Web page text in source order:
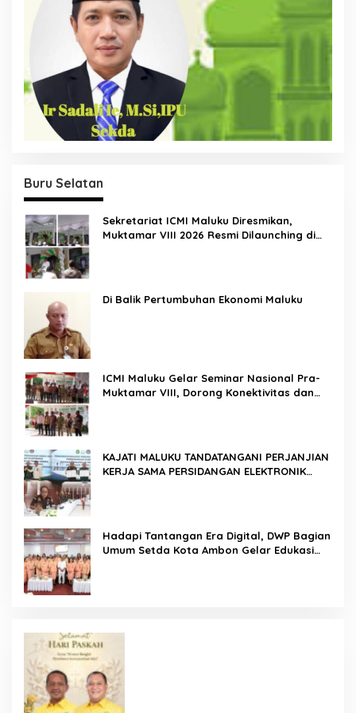
Buru Selatan
Sekretariat ICMI Maluku Diresmikan,
Muktamar VIII 2026 Resmi Dilaunching di
Di Balik Pertumbuhan Ekonomi Maluku
ICMI Maluku Gelar Seminar Nasional Pra-
Muktamar VIII, Dorong Konektivitas dan
KAJATI MALUKU TANDATANGANI PERJANJIAN
KERJA SAMA PERSIDANGAN ELEKTRONIK
Hadapi Tantangan Era Digital, DWP Bagian
Umum Setda Kota Ambon Gelar Edukasi